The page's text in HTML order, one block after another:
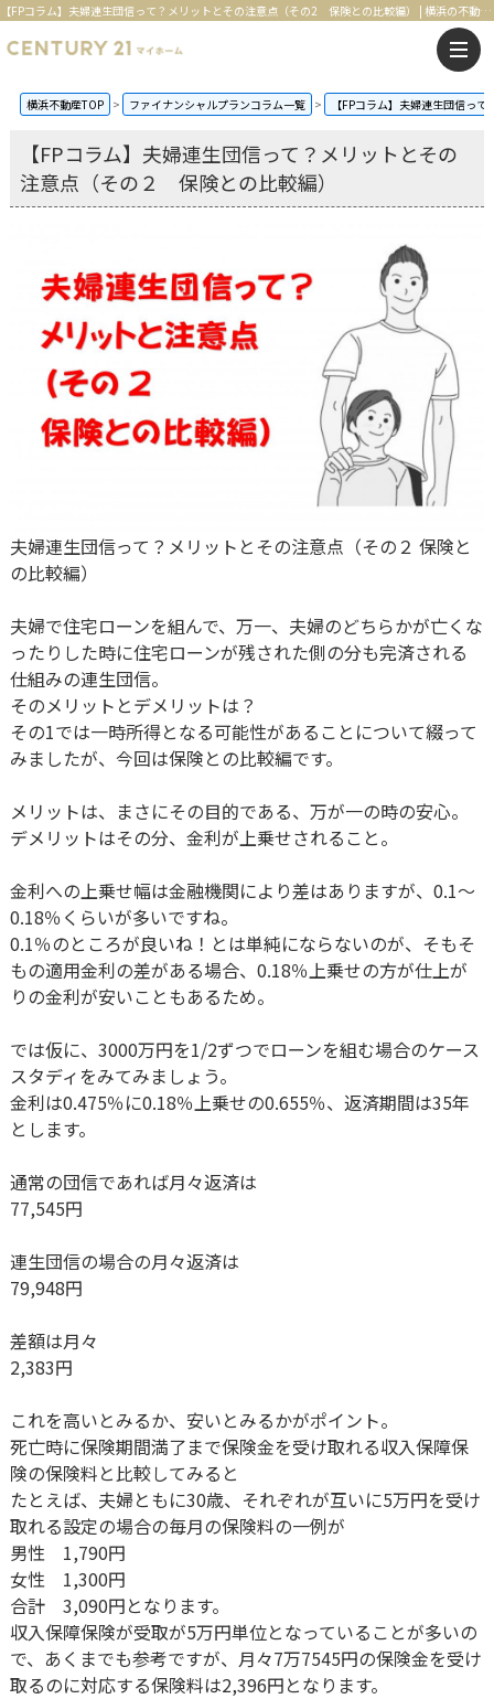
【FPコラム】夫婦連生団信って？メリットとその注意点（その2 保険との比較編） | 横浜の不動産はセンチュリー21マイホーム
横浜不動産TOP ファイナンシャルプランコラム一覧 【FPコラム】夫婦連生団信っ
【FPコラム】夫婦連生団信って？メリットとその
注意点（その２ 保険との比較編）
夫婦連生団信って？メリットとその注意点（その２ 保険と
の比較編）
夫婦で住宅ローンを組んで、万一、夫婦のどちらかが亡くな
ったりした時に住宅ローンが残された側の分も完済される
仕組みの連生団信。
そのメリットとデメリットは？
その1では一時所得となる可能性があることについて綴って
みましたが、今回は保険との比較編です。
メリットは、まさにその目的である、万が一の時の安心。
デメリットはその分、金利が上乗せされること。
金利への上乗せ幅は金融機関により差はありますが、0.1～
0.18％くらいが多いですね。
0.1％のところが良いね！とは単純にならないのが、そもそ
もの適用金利の差がある場合、0.18％上乗せの方が仕上が
りの金利が安いこともあるため。
では仮に、3000万円を1/2ずつでローンを組む場合のケース
スタディをみてみましょう。
金利は0.475％に0.18％上乗せの0.655％、返済期間は35年
とします。
通常の団信であれば月々返済は
77,545円
連生団信の場合の月々返済は
79,948円
差額は月々
2,383円
これを高いとみるか、安いとみるかがポイント。
死亡時に保険期間満了まで保険金を受け取れる収入保障保
険の保険料と比較してみると
たとえば、夫婦ともに30歳、それぞれが互いに5万円を受け
取れる設定の場合の毎月の保険料の一例が
男性 1,790円
女性 1,300円
合計 3,090円となります。
収入保障保険が受取が5万円単位となっていることが多いの
で、あくまでも参考ですが、月々7万7545円の保険金を受け
取るのに対応する保険料は2,396円となります。